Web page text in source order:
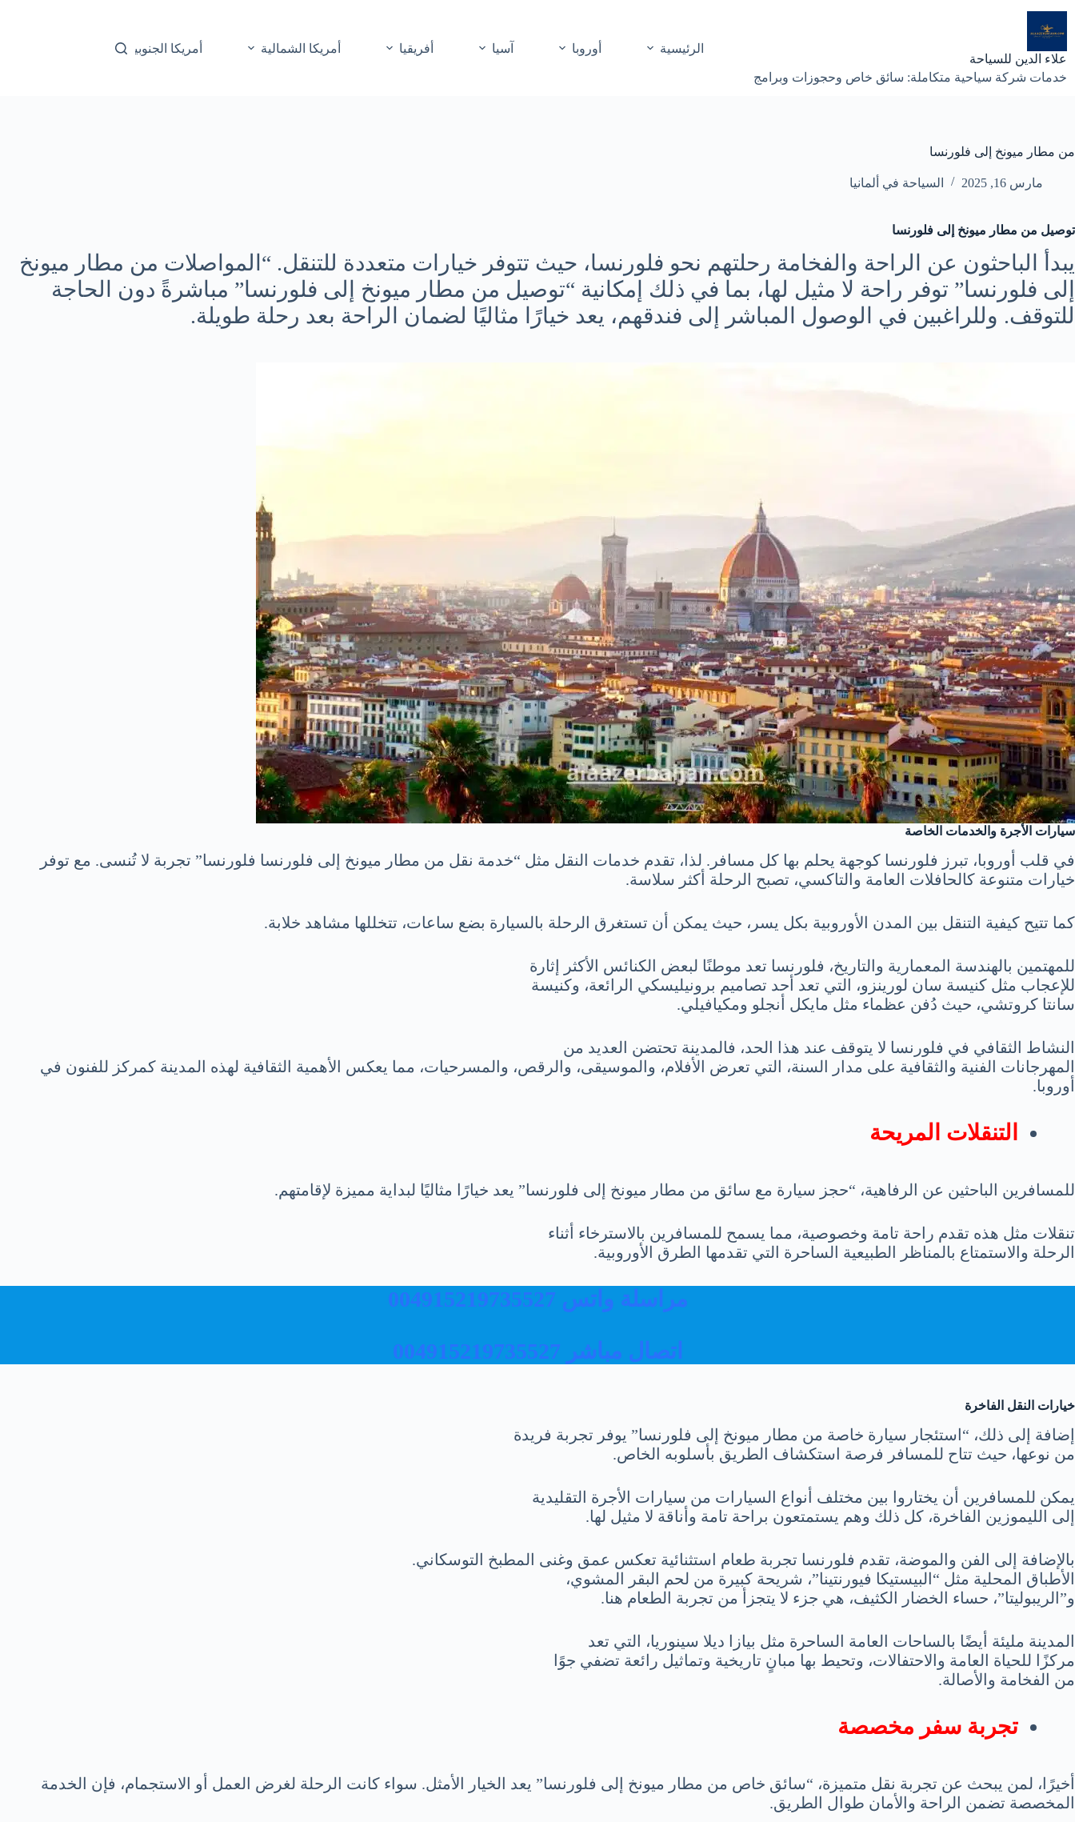
المحتوى
علاء الدين للسياحة
خدمات شركة سياحية متكاملة: سائق خاص وحجوزات وبرامج
الرئيسية أوروبا آسيا أفريقيا أمريكا الشمالية أمريكا الجنوبية
من مطار ميونخ إلى فلورنسا
مارس 16, 2025 السياحة في ألمانيا
توصيل من مطار ميونخ إلى فلورنسا
يبدأ الباحثون عن الراحة والفخامة رحلتهم نحو فلورنسا، حيث تتوفر خيارات متعددة للتنقل. “المواصلات من مطار ميونخ
إلى فلورنسا” توفر راحة لا مثيل لها، بما في ذلك إمكانية “توصيل من مطار ميونخ إلى فلورنسا” مباشرةً دون الحاجة
للتوقف. وللراغبين في الوصول المباشر إلى فندقهم، يعد خيارًا مثاليًا لضمان الراحة بعد رحلة طويلة.
سيارات الأجرة والخدمات الخاصة
في قلب أوروبا، تبرز فلورنسا كوجهة يحلم بها كل مسافر. لذا، تقدم خدمات النقل مثل “خدمة نقل من مطار ميونخ إلى فلورنسا فلورنسا” تجربة لا تُنسى. مع توفر
خيارات متنوعة كالحافلات العامة والتاكسي، تصبح الرحلة أكثر سلاسة.
كما تتيح كيفية التنقل بين المدن الأوروبية بكل يسر، حيث يمكن أن تستغرق الرحلة بالسيارة بضع ساعات، تتخللها مشاهد خلابة.
للمهتمين بالهندسة المعمارية والتاريخ، فلورنسا تعد موطنًا لبعض الكنائس الأكثر إثارة
للإعجاب مثل كنيسة سان لورينزو، التي تعد أحد تصاميم برونيليسكي الرائعة، وكنيسة
سانتا كروتشي، حيث دُفن عظماء مثل مايكل أنجلو ومكيافيلي.
النشاط الثقافي في فلورنسا لا يتوقف عند هذا الحد، فالمدينة تحتضن العديد من
المهرجانات الفنية والثقافية على مدار السنة، التي تعرض الأفلام، والموسيقى، والرقص، والمسرحيات، مما يعكس الأهمية الثقافية لهذه المدينة كمركز للفنون في
أوروبا.
التنقلات المريحة
للمسافرين الباحثين عن الرفاهية، “حجز سيارة مع سائق من مطار ميونخ إلى فلورنسا” يعد خيارًا مثاليًا لبداية مميزة لإقامتهم.
تنقلات مثل هذه تقدم راحة تامة وخصوصية، مما يسمح للمسافرين بالاسترخاء أثناء
الرحلة والاستمتاع بالمناظر الطبيعية الساحرة التي تقدمها الطرق الأوروبية.
مراسلة واتس 004915219735527
اتصال مباشر 004915219735527
خيارات النقل الفاخرة
إضافة إلى ذلك، “استئجار سيارة خاصة من مطار ميونخ إلى فلورنسا” يوفر تجربة فريدة
من نوعها، حيث تتاح للمسافر فرصة استكشاف الطريق بأسلوبه الخاص.
يمكن للمسافرين أن يختاروا بين مختلف أنواع السيارات من سيارات الأجرة التقليدية
إلى الليموزين الفاخرة، كل ذلك وهم يستمتعون براحة تامة وأناقة لا مثيل لها.
بالإضافة إلى الفن والموضة، تقدم فلورنسا تجربة طعام استثنائية تعكس عمق وغنى المطبخ التوسكاني.
الأطباق المحلية مثل “البيستيكا فيورنتينا”، شريحة كبيرة من لحم البقر المشوي،
و”الريبوليتا”، حساء الخضار الكثيف، هي جزء لا يتجزأ من تجربة الطعام هنا.
المدينة مليئة أيضًا بالساحات العامة الساحرة مثل بيازا ديلا سينوريا، التي تعد
مركزًا للحياة العامة والاحتفالات، وتحيط بها مبانٍ تاريخية وتماثيل رائعة تضفي جوًا
من الفخامة والأصالة.
تجربة سفر مخصصة
أخيرًا، لمن يبحث عن تجربة نقل متميزة، “سائق خاص من مطار ميونخ إلى فلورنسا” يعد الخيار الأمثل. سواء كانت الرحلة لغرض العمل أو الاستجمام، فإن الخدمة
المخصصة تضمن الراحة والأمان طوال الطريق.